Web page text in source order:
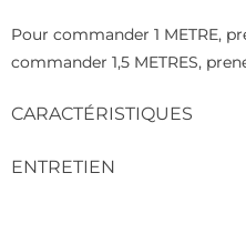
Pour commander 1 METRE,
commander 1,5 METRES,
CARACTÉRISTIQUES
ENTRETIEN